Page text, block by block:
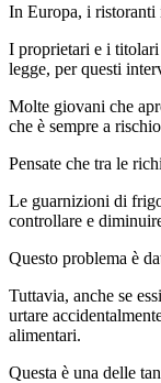
In Europa, i ristoranti
I proprietari e i titolari
legge, per questi
Molte giovani che
che è sempre a
Pensate che tra le
Le guarnizioni di
controllare e
Questo problema è
Tuttavia, anche se
urtare
alimentari.
Questa è una delle